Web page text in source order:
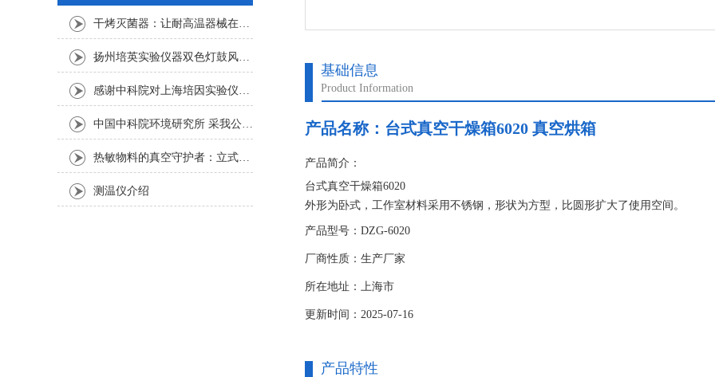
基础信息
Product Information
产品名称： 台式真空干燥箱6020 真空烘箱
产品简介：
台式真空干燥箱6020
外形为卧式，工作室材料采用不锈钢，形状为方型，比圆形扩大了使用空间。
环绕室外加热使温度更均匀，避免了有机物品与明火的接触，而产生燃烧，温度设
产品型号：DZG-6020
厂商性质：生产厂家
所在地址：上海市
更新时间：2025-07-16
产品特性
干烤灭菌器：让耐高温器械在无水高温中重获无菌新生
扬州培英实验仪器双色灯鼓风干燥箱
感谢中科院对上海培因实验仪器的认可
中国中科院环境研究所 采我公司仪器300L人工气候箱 实验效果获高度评价
热敏物料的真空守护者：立式真空干燥箱选购指南
测温仪介绍